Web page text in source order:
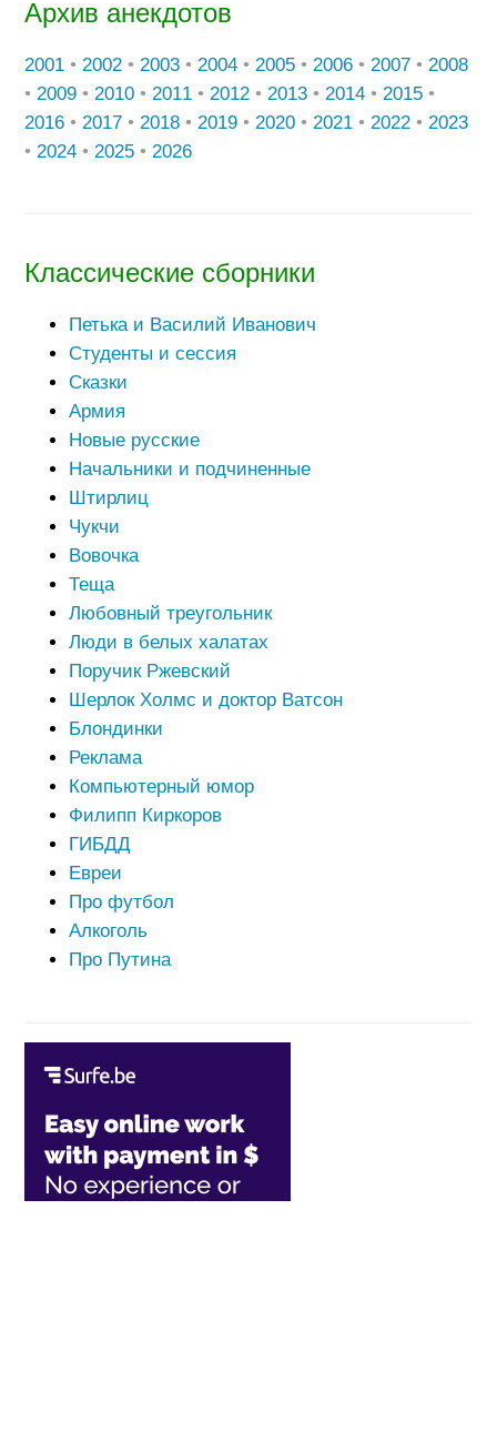
Архив анекдотов
2001 • 2002 • 2003 • 2004 • 2005 • 2006 • 2007 • 2008
• 2009 • 2010 • 2011 • 2012 • 2013 • 2014 • 2015 •
2016 • 2017 • 2018 • 2019 • 2020 • 2021 • 2022 • 2023
• 2024 • 2025 • 2026
Классические сборники
Петька и Василий Иванович
Студенты и сессия
Сказки
Армия
Новые русские
Начальники и подчиненные
Штирлиц
Чукчи
Вовочка
Теща
Любовный треугольник
Люди в белых халатах
Поручик Ржевский
Шерлок Холмс и доктор Ватсон
Блондинки
Реклама
Компьютерный юмор
Филипп Киркоров
ГИБДД
Евреи
Про футбол
Алкоголь
Про Путина